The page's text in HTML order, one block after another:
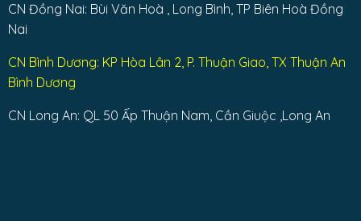
CN Đồng Nai: Bùi Văn Hoà , Long Bình, TP Biên Hoà Đồng
Nai
CN Bình Dương: KP Hòa Lân 2, P. Thuận Giao, TX Thuận An
Bình Dương
CN Long An: QL 50 Ấp Thuận Nam, Cần Giuộc ,Long An